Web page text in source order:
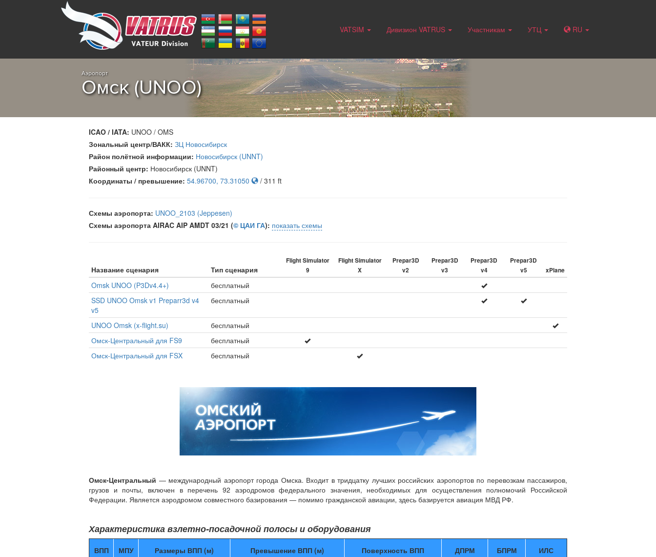
VATSIM Дивизион VATRUS Участникам УТЦ RU
Аэропорт
Омск (UNOO)
ICAO / IATA: UNOO / OMS
Зональный центр/ВАКК: ЗЦ Новосибирск
Район полётной информации: Новосибирск (UNNT)
Районный центр: Новосибирск (UNNT)
Координаты / превышение: 54.96700, 73.31050 / 311 ft
Схемы аэропорта: UNOO_2103 (Jeppesen)
Схемы аэропорта AIRAC AIP AMDT 03/21 (© ЦАИ ГА): показать схемы
Название сценария Тип сценария
Flight Simulator
9
Flight Simulator
X
Prepar3D
v2
Prepar3D
v3
Prepar3D
v4
Prepar3D
v5
xPlane
Omsk UNOO (P3Dv4.4+)
бесплатный
SSD UNOO Omsk v1 Preparr3d v4
v5
бесплатный
UNOO Omsk (x-flight.su)
бесплатный
Омск-Центральный для FS9
бесплатный
Омск-Центральный для FSX
бесплатный
Омск-Центральный — международный аэропорт города Омска. Входит в тридцатку лучших российских аэропортов по перевозкам пассажиров,
грузов и почты, включен в перечень 92 аэродромов федерального значения, необходимых для осуществления полномочий Российской
Федерации. Является аэродромом совместного базирования — помимо гражданской авиации, здесь базируется авиация МВД РФ.
Характеристика взлетно-посадочной полосы и оборудования
ВПП МПУ Размеры ВПП (м) Превышение ВПП (м) Поверхность ВПП ДПРМ БПРМ ИЛС